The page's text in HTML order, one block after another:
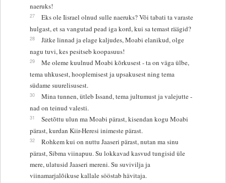
naeruks!
27
Eks ole Iisrael olnud sulle naeruks? Või tabati ta varaste
hulgast, et sa vangutad pead iga kord, kui sa temast räägid?
28
Jätke linnad ja elage kaljudes, Moabi elanikud, olge
nagu tuvi, kes pesitseb koopasuus!
29
Me oleme kuulnud Moabi kõrkusest - ta on väga ülbe,
tema uhkusest, hooplemisest ja upsakusest ning tema
südame suurelisusest.
30
Mina tunnen, ütleb Issand, tema jultumust ja valejutte -
nad on teinud valesti.
31
Seetõttu ulun ma Moabi pärast, kisendan kogu Moabi
pärast, kurdan Kiir-Heresi inimeste pärast.
32
Rohkem kui on nuttu Jaaseri pärast, nutan ma sinu
pärast, Sibma viinapuu. Su lokkavad kasvud tungisid üle
mere, ulatusid Jaaseri mereni. Su suvivilja ja
viinamarjalõikuse kallale sööstab hävitaja.